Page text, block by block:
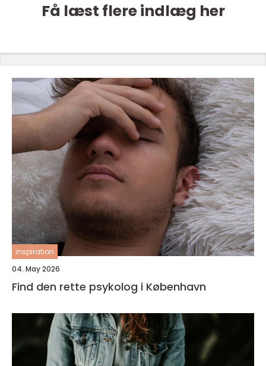
Få læst flere indlæg her
inspiration
04. May 2026
Find den rette psykolog i København